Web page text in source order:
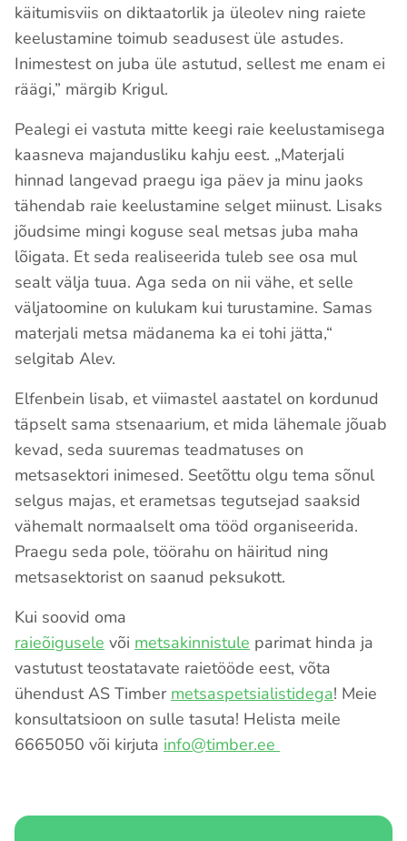
käitumisviis on diktaatorlik ja üleolev ning raiete
keelustamine toimub seadusest üle astudes.
Inimestest on juba üle astutud, sellest me enam ei
räägi,” märgib Krigul.
Pealegi ei vastuta mitte keegi raie keelustamisega
kaasneva majandusliku kahju eest. „Materjali
hinnad langevad praegu iga päev ja minu jaoks
tähendab raie keelustamine selget miinust. Lisaks
jõudsime mingi koguse seal metsas juba maha
lõigata. Et seda realiseerida tuleb see osa mul
sealt välja tuua. Aga seda on nii vähe, et selle
väljatoomine on kulukam kui turustamine. Samas
materjali metsa mädanema ka ei tohi jätta,“
selgitab Alev.
Elfenbein lisab, et viimastel aastatel on kordunud
täpselt sama stsenaarium, et mida lähemale jõuab
kevad, seda suuremas teadmatuses on
metsasektori inimesed. Seetõttu olgu tema sõnul
selgus majas, et erametsas tegutsejad saaksid
vähemalt normaalselt oma tööd organiseerida.
Praegu seda pole, töörahu on häiritud ning
metsasektorist on saanud peksukott.
Kui soovid oma
raieõigusele või metsakinnistule parimat hinda ja
vastutust teostatavate raietööde eest, võta
ühendust AS Timber metsaspetsialistidega! Meie
konsultatsioon on sulle tasuta! Helista meile
6665050 või kirjuta info@timber.ee